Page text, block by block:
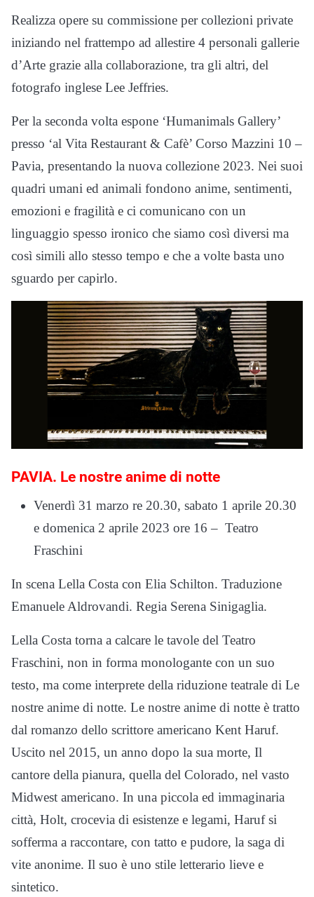
Realizza opere su commissione per collezioni private
iniziando nel frattempo ad allestire 4 personali gallerie
d’Arte grazie alla collaborazione, tra gli altri, del
fotografo inglese Lee Jeffries.
Per la seconda volta espone ‘Humanimals Gallery’
presso ‘al Vita Restaurant & Cafè’ Corso Mazzini 10 –
Pavia, presentando la nuova collezione 2023. Nei suoi
quadri umani ed animali fondono anime, sentimenti,
emozioni e fragilità e ci comunicano con un
linguaggio spesso ironico che siamo così diversi ma
così simili allo stesso tempo e che a volte basta uno
sguardo per capirlo.
PAVIA. Le nostre anime di notte
Venerdì 31 marzo re 20.30, sabato 1 aprile 20.30
e domenica 2 aprile 2023 ore 16 – Teatro
Fraschini
In scena Lella Costa con Elia Schilton. Traduzione
Emanuele Aldrovandi. Regia Serena Sinigaglia.
Lella Costa torna a calcare le tavole del Teatro
Fraschini, non in forma monologante con un suo
testo, ma come interprete della riduzione teatrale di Le
nostre anime di notte. Le nostre anime di notte è tratto
dal romanzo dello scrittore americano Kent Haruf.
Uscito nel 2015, un anno dopo la sua morte, Il
cantore della pianura, quella del Colorado, nel vasto
Midwest americano. In una piccola ed immaginaria
città, Holt, crocevia di esistenze e legami, Haruf si
sofferma a raccontare, con tatto e pudore, la saga di
vite anonime. Il suo è uno stile letterario lieve e
sintetico.